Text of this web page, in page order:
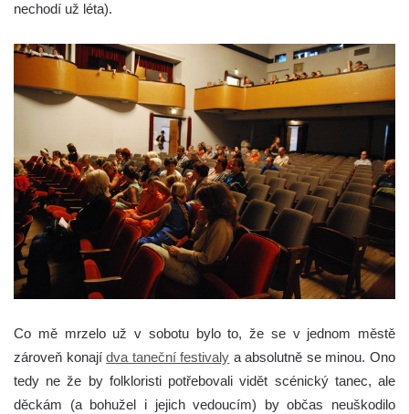
nechodí už léta).
Co mě mrzelo už v sobotu bylo to, že se v jednom městě
zároveň konajídva taneční festivaly a absolutně se minou. Ono
tedy ne že by folkloristi potřebovali vidět scénický tanec, ale
děckám (a bohužel i jejich vedoucím) by občas neuškodilo